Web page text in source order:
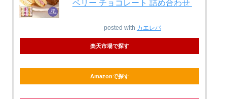
ベリー チョコレート 詰め合わせ
posted with カエレバ
楽天市場で探す
Amazonで探す